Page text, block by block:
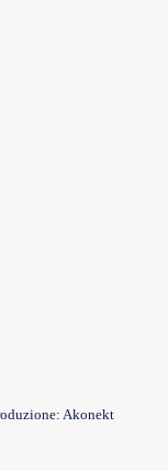
Akonekt